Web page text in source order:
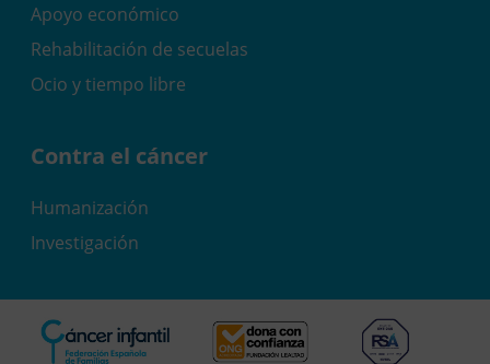
Apoyo económico
Rehabilitación de secuelas
Ocio y tiempo libre
Contra el cáncer
Humanización
Investigación